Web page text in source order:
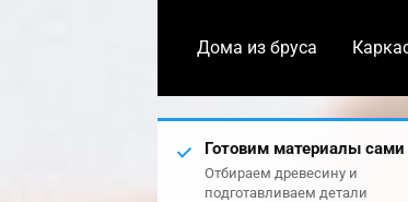
Дома из бруса
Готовим материалы сами
Отбираем древесину и
подготавливаем детали